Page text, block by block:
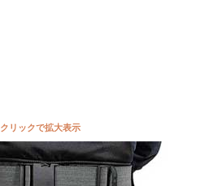
クリックで拡大表示